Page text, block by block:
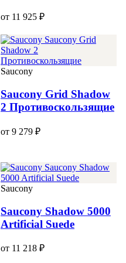
от 11 925 ₽
Saucony
Saucony Grid Shadow
2 Противоскользящие
от 9 279 ₽
Saucony
Saucony Shadow 5000
Artificial Suede
от 11 218 ₽